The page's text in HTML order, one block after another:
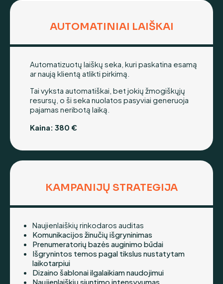
AUTOMATINIAI LAIŠKAI
Automatizuotų laiškų seka, kuri paskatina esamą
ar naują klientą atlikti pirkimą.
Tai vyksta automatiškai, bet jokių žmogiškųjų
resursų, o ši seka nuolatos pasyviai generuoja
pajamas neribotą laiką.
Kaina: 380 €
KAMPANIJŲ STRATEGIJA
Naujienlaiškių rinkodaros auditas
Komunikacijos žinučių išgryninimas
Prenumeratorių bazės auginimo būdai
Išgrynintos temos pagal tikslus nustatytam
laikotarpiui
Dizaino šablonai ilgalaikiam naudojimui
Naujienlaiškių siuntimo intensyvumas